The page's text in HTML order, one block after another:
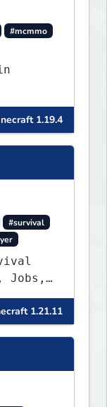
#mcmmo
1.19.4
#survival
Jobs,
on a1.21.11